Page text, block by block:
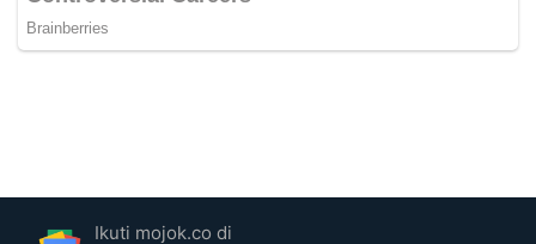
Ikuti mojok.co di